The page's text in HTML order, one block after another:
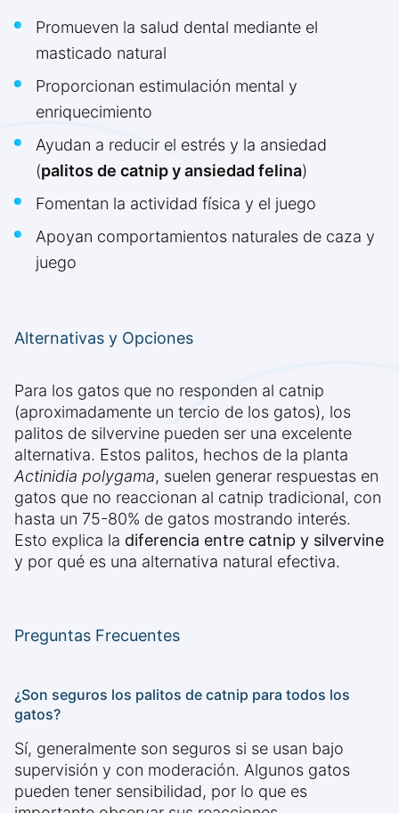
Promueven la salud dental mediante el
masticado natural
Proporcionan estimulación mental y
enriquecimiento
Ayudan a reducir el estrés y la ansiedad
(palitos de catnip y ansiedad felina)
Fomentan la actividad física y el juego
Apoyan comportamientos naturales de caza y
juego
Alternativas y Opciones
Para los gatos que no responden al catnip
(aproximadamente un tercio de los gatos), los
palitos de silvervine pueden ser una excelente
alternativa. Estos palitos, hechos de la planta
Actinidia polygama, suelen generar respuestas en
gatos que no reaccionan al catnip tradicional, con
hasta un 75-80% de gatos mostrando interés.
Esto explica la diferencia entre catnip y silvervine
y por qué es una alternativa natural efectiva.
Preguntas Frecuentes
¿Son seguros los palitos de catnip para todos los
gatos?
Sí, generalmente son seguros si se usan bajo
supervisión y con moderación. Algunos gatos
pueden tener sensibilidad, por lo que es